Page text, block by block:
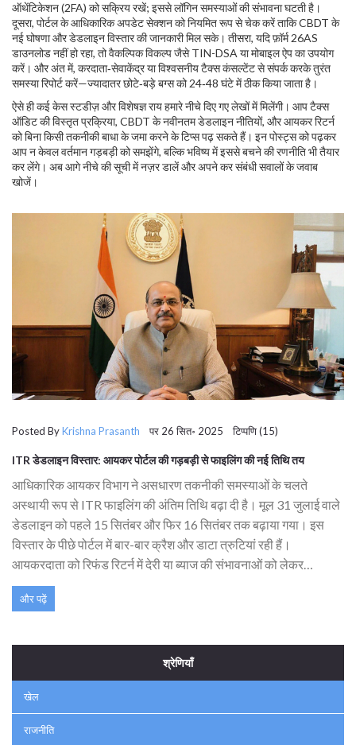
ऑथेंटिकेशन (2FA) को सक्रिय रखें; इससे लॉगिन समस्याओं की संभावना घटती है।
दूसरा, पोर्टल के आधिकारिक अपडेट सेक्शन को नियमित रूप से चेक करें ताकि CBDT के
नई घोषणा और डेडलाइन विस्तार की जानकारी मिल सके। तीसरा, यदि फ़ॉर्म 26AS
डाउनलोड नहीं हो रहा, तो वैकल्पिक विकल्प जैसे TIN-DSA या मोबाइल ऐप का उपयोग
करें। और अंत में, करदाता‑सेवाकेंद्र या विश्वसनीय टैक्स कंसल्टेंट से संपर्क करके तुरंत
समस्या रिपोर्ट करें—ज्यादातर छोटे‑बड़े बग्स को 24‑48 घंटे में ठीक किया जाता है।
ऐसे ही कई केस स्टडीज़ और विशेषज्ञ राय हमारे नीचे दिए गए लेखों में मिलेंगी। आप टैक्स
ऑडिट की विस्तृत प्रक्रिया, CBDT के नवीनतम डेडलाइन नीतियों, और आयकर रिटर्न
को बिना किसी तकनीकी बाधा के जमा करने के टिप्स पढ़ सकते हैं। इन पोस्ट्स को पढ़कर
आप न केवल वर्तमान गड़बड़ी को समझेंगे, बल्कि भविष्य में इससे बचने की रणनीति भी तैयार
कर लेंगे। अब आगे नीचे की सूची में नज़र डालें और अपने कर संबंधी सवालों के जवाब
खोजें।
Posted ByKrishna Prasanth पर 26 सित॰ 2025 टिप्पणि (15)
ITR डेडलाइन विस्तार: आयकर पोर्टल की गड़बड़ी से फाइलिंग की नई तिथि तय
आधिकारिक आयकर विभाग ने असधारण तकनीकी समस्याओं के चलते
अस्थायी रूप से ITR फाइलिंग की अंतिम तिथि बढ़ा दी है। मूल 31 जुलाई वाले
डेडलाइन को पहले 15 सितंबर और फिर 16 सितंबर तक बढ़ाया गया। इस
विस्तार के पीछे पोर्टल में बार-बार क्रैश और डाटा त्रुटियां रही हैं।
आयकरदाता को रिफंड रिटर्न में देरी या ब्याज की संभावनाओं को लेकर
सावधानी बरतनी चाहिए।
और पढ़ें
श्रेणियाँ
खेल
राजनीति